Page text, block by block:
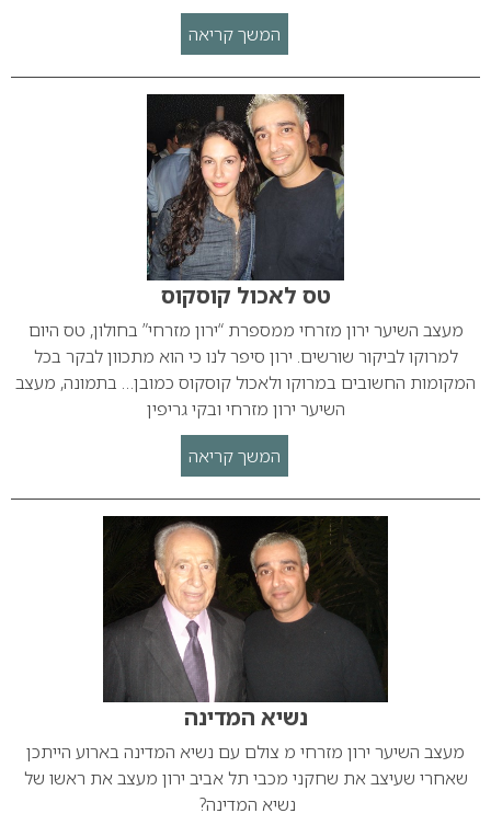
המשך קריאה
טס לאכול קוסקוס
מעצב השיער ירון מזרחי ממספרת “ירון מזרחי” בחולון, טס היום
למרוקו לביקור שורשים. ירון סיפר לנו כי הוא מתכוון לבקר בכל
המקומות החשובים במרוקו ולאכול קוסקוס כמובן… בתמונה, מעצב
השיער ירון מזרחי ובקי גריפין
המשך קריאה
נשיא המדינה
מעצב השיער ירון מזרחי מ צולם עם נשיא המדינה בארוע הייתכן
שאחרי שעיצב את שחקני מכבי תל אביב ירון מעצב את ראשו של
נשיא המדינה?